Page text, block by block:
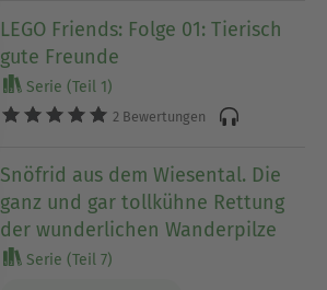
LEGO Friends: Folge 01: Tierisch
gute Freunde
Serie (Teil 1)
2 Bewertungen
Snöfrid aus dem Wiesental. Die
ganz und gar tollkühne Rettung
der wunderlichen Wanderpilze
Serie (Teil 7)